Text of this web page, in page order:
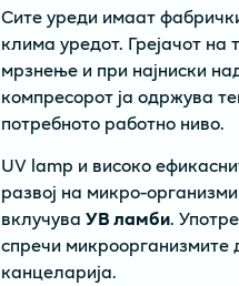
Сите уреди имаат
клима уредот. Грејачот
мрзнење и при најниски
компресорот ја одржува
потребното работно ниво.
UV lamp и високо
развој на микро-
вклучува УВ ламби.
спречи
канцеларија.